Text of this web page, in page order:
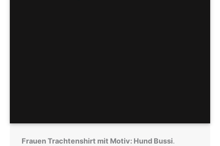
Frauen Trachtenshirt mit Motiv: Hund Bussi.